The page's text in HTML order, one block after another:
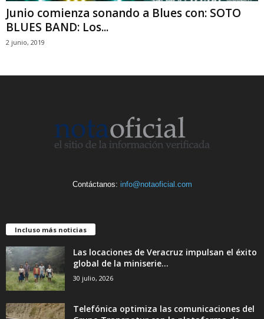
Junio comienza sonando a Blues con: SOTO
BLUES BAND: Los...
2 junio, 2019
Contáctanos: info@notaoficial.com
Incluso más noticias
Las locaciones de Veracruz impulsan el éxito
global de la miniserie...
30 julio, 2026
Telefónica optimiza las comunicaciones del